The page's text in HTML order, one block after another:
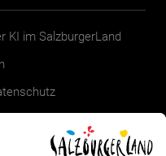
KI im SalzburgerLand